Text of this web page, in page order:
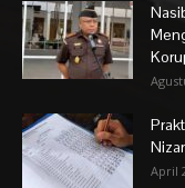
April